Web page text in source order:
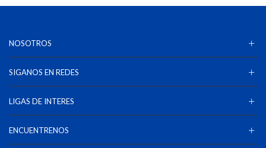
NOSOTROS
SIGANOS EN REDES
LIGAS DE INTERES
ENCUENTRENOS